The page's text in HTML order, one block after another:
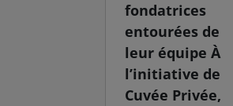
fondatrices
entourées de
leur équipe À
l’initiative de
Cuvée Privée,